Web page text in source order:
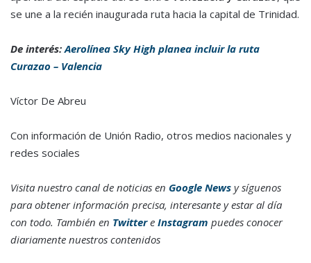
se une a la recién inaugurada ruta hacia la capital de Trinidad.
De interés:Aerolínea Sky High planea incluir la ruta
Curazao – Valencia
Víctor De Abreu
Con información de Unión Radio, otros medios nacionales y
redes sociales
Visita nuestro canal de noticias en Google News y síguenos
para obtener información precisa, interesante y estar al día
con todo. También en Twittere Instagram puedes conocer
diariamente nuestros contenidos